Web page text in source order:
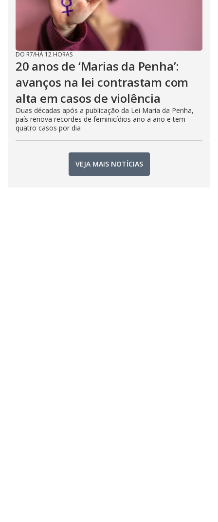
DO R7/HÁ 12 HORAS
20 anos de ‘Marias da Penha’:
avanços na lei contrastam com
alta em casos de violência
Duas décadas após a publicação da Lei Maria da Penha,
país renova recordes de feminicídios ano a ano e tem
quatro casos por dia
VEJA MAIS NOTÍCIAS